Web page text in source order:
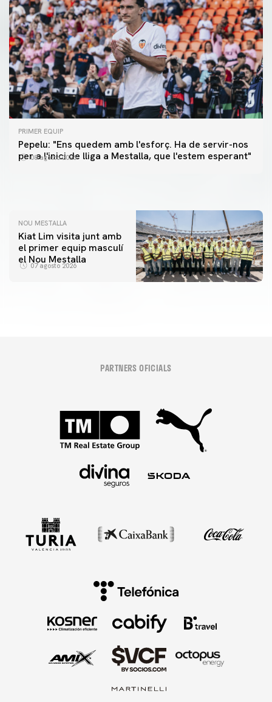
PRIMER EQUIP
Pepelu: "Ens quedem amb l'esforç. Ha de servir-nos
per a l'inici de lliga a Mestalla, que l'estem esperant"
08 agosto 2026
PRIMER EQUIP
📸 #ValenciaNUFC
PRIMER EQUIP
MESTALLA 📍
NOU MESTALLA
Kiat Lim visita junt amb
el primer equip masculí
el Nou Mestalla
07 agosto 2026
PARTNERS OFICIALS